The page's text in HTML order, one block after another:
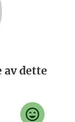
av dette